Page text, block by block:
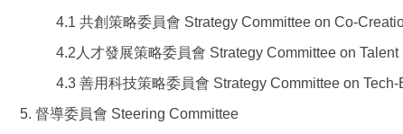
4.1 共創策略委員會 Strategy Committee on Co-
4.2人才發展策略委員會 Strategy Committee on
4.3 善用科技策略委員會 Strategy Committee on
5. 督導委員會 Steering Committee